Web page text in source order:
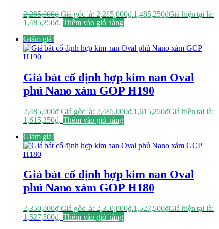
2,285,000₫ Giá gốc là: 2,285,000₫.1,485,250₫Giá hiện tại là:
1,485,250₫. Thêm vào giỏ hàng
Giảm giá!
Giá bát cố định hợp kim nan Oval
phủ Nano xám GOP H190
2,485,000₫ Giá gốc là: 2,485,000₫.1,615,250₫Giá hiện tại là:
1,615,250₫. Thêm vào giỏ hàng
Giảm giá!
Giá bát cố định hợp kim nan Oval
phủ Nano xám GOP H180
2,350,000₫ Giá gốc là: 2,350,000₫.1,527,500₫Giá hiện tại là:
1,527,500₫. Thêm vào giỏ hàng